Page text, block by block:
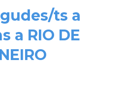
ts a
a RIO DE